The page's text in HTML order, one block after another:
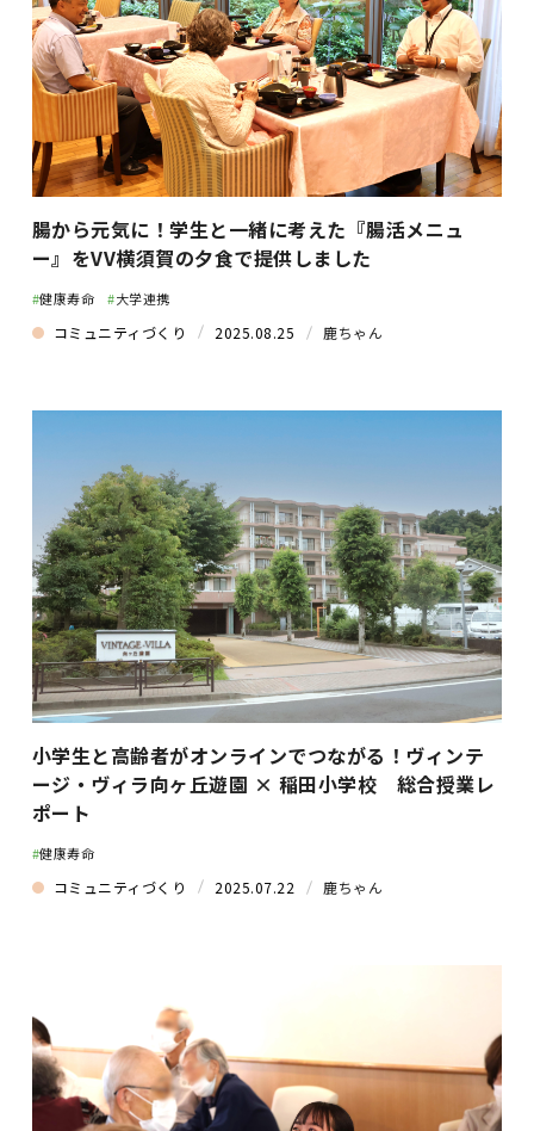
腸から元気に！学生と一緒に考えた『腸活メニュ
ー』をVV横須賀の夕食で提供しました
#健康寿命 #大学連携
コミュニティづくり 2025.08.25 鹿ちゃん
小学生と高齢者がオンラインでつながる！ヴィンテ
ージ・ヴィラ向ヶ丘遊園 × 稲田小学校 総合授業レ
ポート
#健康寿命
コミュニティづくり 2025.07.22 鹿ちゃん